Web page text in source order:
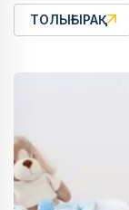
ТОЛЫҒЫРАҚ